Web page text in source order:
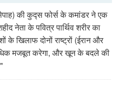
की कुद्स फोर्स के कमांडर ने एक
नेता के पवित्र पार्थिव शरीर का
के खिलाफ दोनों राष्ट्रों (ईरान और
मजबूत करेगा, और खून के बदले की